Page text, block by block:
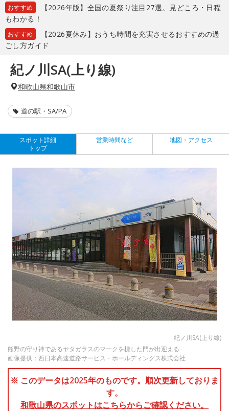
おすすめ
【2026年版】全国の夏祭り注目27選。見どころ・日程
もわかる！
おすすめ
【2026夏休み】おうち時間を充実させるおすすめの過
ごし方ガイド
紀ノ川SA(上り線)
和歌山県和歌山市
道の駅・SA/PA
スポット詳細
トップ
営業時間など 地図・アクセス
紀ノ川SA(上り線)
熊野の守り神であるヤタガラスのマークを標した門が出迎える
画像提供：西日本高速道路サービス・ホールディングス株式会社
※ このデータは2025年のものです。順次更新しておりま
す。
和歌山県のスポットはこちらからご確認ください。